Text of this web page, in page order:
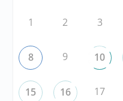
1 2 3
8 9 10
15 16 17